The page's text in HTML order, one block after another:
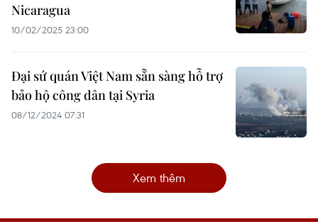
Nicaragua
10/02/2025 23:00
Đại sứ quán Việt Nam sẵn sàng hỗ trợ
bảo hộ công dân tại Syria
08/12/2024 07:31
Xem thêm